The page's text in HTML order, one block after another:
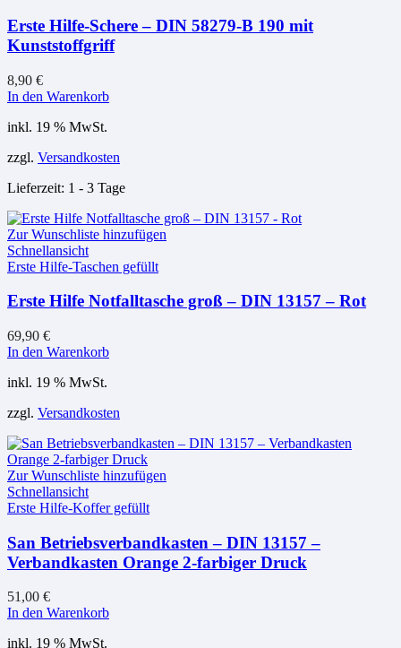
Erste Hilfe-Schere – DIN 58279-B 190 mit
Kunststoffgriff
8,90 €
In den Warenkorb
inkl. 19 % MwSt.
zzgl. Versandkosten
Lieferzeit: 1 - 3 Tage
Zur Wunschliste hinzufügen
Schnellansicht
Erste Hilfe-Taschen gefüllt
Erste Hilfe Notfalltasche groß – DIN 13157 – Rot
69,90 €
In den Warenkorb
inkl. 19 % MwSt.
zzgl. Versandkosten
Zur Wunschliste hinzufügen
Schnellansicht
Erste Hilfe-Koffer gefüllt
San Betriebsverbandkasten – DIN 13157 –
Verbandkasten Orange 2-farbiger Druck
51,00 €
In den Warenkorb
inkl. 19 % MwSt.